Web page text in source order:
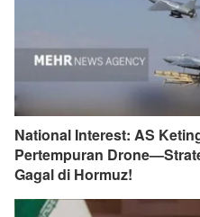
National Interest: AS
Pertempuran
Gagal di Hormuz!